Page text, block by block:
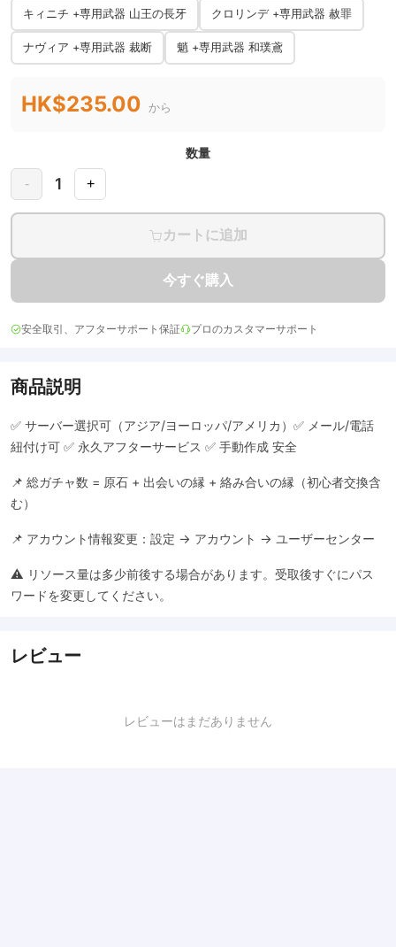
キィニチ +専用武器 山王の長牙 クロリンデ +専用武器 赦罪
ナヴィア +専用武器 裁断 魈 +専用武器 和璞鳶
HK$235.00 から
数量
- 1 +
カートに追加
今すぐ購入
安全取引、アフターサポート保証 プロのカスタマーサポート
商品説明
✅ サーバー選択可（アジア/ヨーロッパ/アメリカ）✅ メール/電話
紐付け可 ✅ 永久アフターサービス ✅ 手動作成 安全
📌 総ガチャ数 = 原石 + 出会いの縁 + 絡み合いの縁（初心者交換含
む）
📌 アカウント情報変更：設定 → アカウント → ユーザーセンター
⚠️ リソース量は多少前後する場合があります。受取後すぐにパス
ワードを変更してください。
レビュー
レビューはまだありません